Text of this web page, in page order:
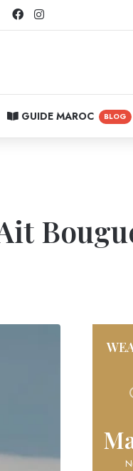
FacebookInstagram
GUIDE MAROC BLOG